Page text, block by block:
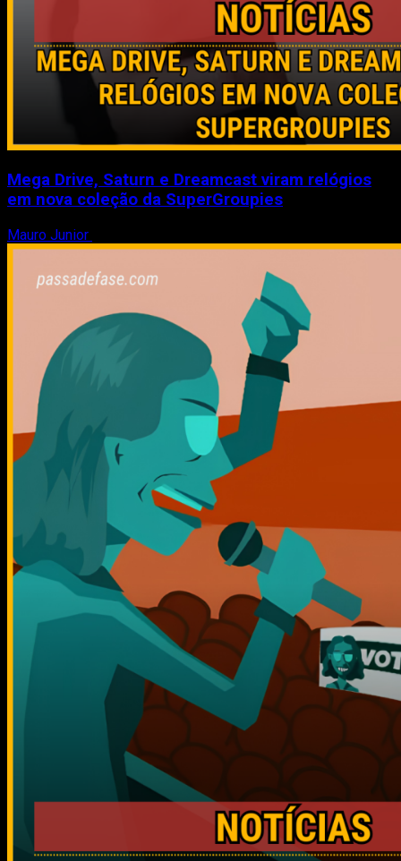
Mega Drive, Saturn e Dreamcast viram relógios
em nova coleção da SuperGroupies
Mauro Junior